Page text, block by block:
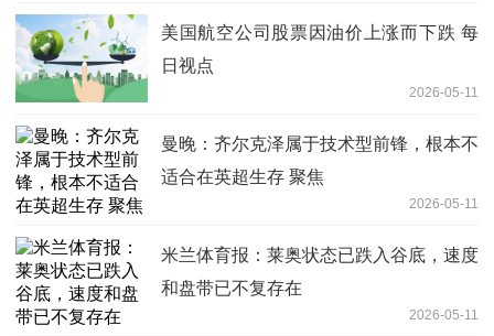
美国航空公司股票因油价上涨而下跌 每
日视点
2026-05-11
曼晚：齐尔克泽属于技术型前锋，根本不
适合在英超生存 聚焦
2026-05-11
米兰体育报：莱奥状态已跌入谷底，速度
和盘带已不复存在
2026-05-11